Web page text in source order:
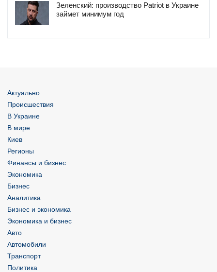
Зеленский: производство Patriot в Украине
займет минимум год
Актуально
Происшествия
В Украине
В мире
Киев
Регионы
Финансы и бизнес
Экономика
Бизнес
Аналитика
Бизнес и экономика
Экономика и бизнес
Авто
Автомобили
Транспорт
Политика